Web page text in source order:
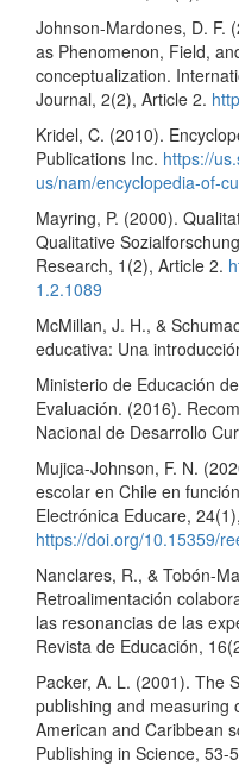
Johnson-Mardones, D. F.
as Phenomenon, Field,
conceptualization.
Journal, 2(2), Article 2.
Kridel, C. (2010).
Publications Inc. https://
us/nam/encyclopedia-of-
Mayring, P. (2000).
Qualitative
Research, 1(2), Article 2.
1.2.1089
McMillan, J. H., &
educativa: Una
Ministerio de Educación
Evaluación. (2016).
Nacional de Desarrollo
Mujica-Johnson, F. N.
escolar en Chile en
Electrónica Educare,
https://doi.org/10.15359/
Nanclares, R., & Tobón-
Retroalimentación
las resonancias de las
Revista de Educación,
Packer, A. L. (2001). The
publishing and measuring
American and Caribbean
Publishing in Science, 53-